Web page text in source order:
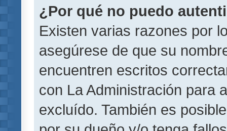
¿Por qué no puedo
Existen varias razones por
asegúrese de que su
encuentren escritos
con La Administración para
excluído. También es